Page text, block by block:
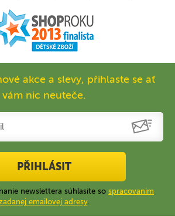
akce a slevy, přihlaste se ať
vám nic neuteče.
PŘIHLÁSIT
newslettera súhlasíte so spracovaním
emailovej adresy.